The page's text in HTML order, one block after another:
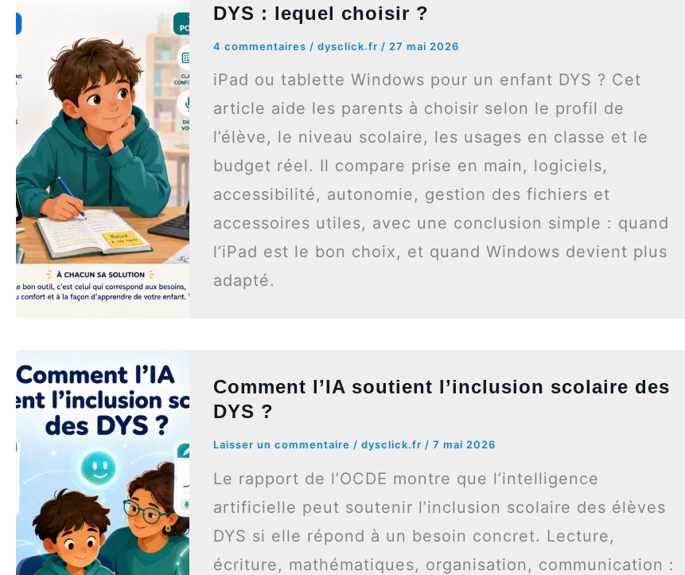
DYS : lequel choisir ?
4 commentaires /dysclick.fr / 27 mai 2026
iPad ou tablette Windows pour un enfant DYS ? Cet
article aide les parents à choisir selon le profil de
l’élève, le niveau scolaire, les usages en classe et le
budget réel. Il compare prise en main, logiciels,
accessibilité, autonomie, gestion des fichiers et
accessoires utiles, avec une conclusion simple : quand
l’iPad est le bon choix, et quand Windows devient plus
adapté.
Comment l’IA soutient l’inclusion scolaire des
DYS ?
Laisser un commentaire /dysclick.fr /7 mai 2026
Le rapport de l’OCDE montre que l’intelligence
artificielle peut soutenir l’inclusion scolaire des élèves
DYS si elle répond à un besoin concret. Lecture,
écriture, mathématiques, organisation, communication :